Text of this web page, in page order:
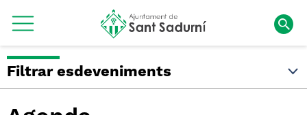
Filtrar esdeveniments